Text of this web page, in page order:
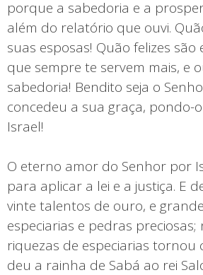
porque a sabedoria e a
além do relatório que ouvi.
suas esposas! Quão felizes são
que sempre te servem mais, e
sabedoria! Bendito seja o
concedeu a sua graça, pondo-
Israel!
O eterno amor do Senhor por
para aplicar a lei e a justiça. E
vinte talentos de ouro, e
especiarias e pedras
riquezas de especiarias tornou
deu a rainha de Sabá ao rei